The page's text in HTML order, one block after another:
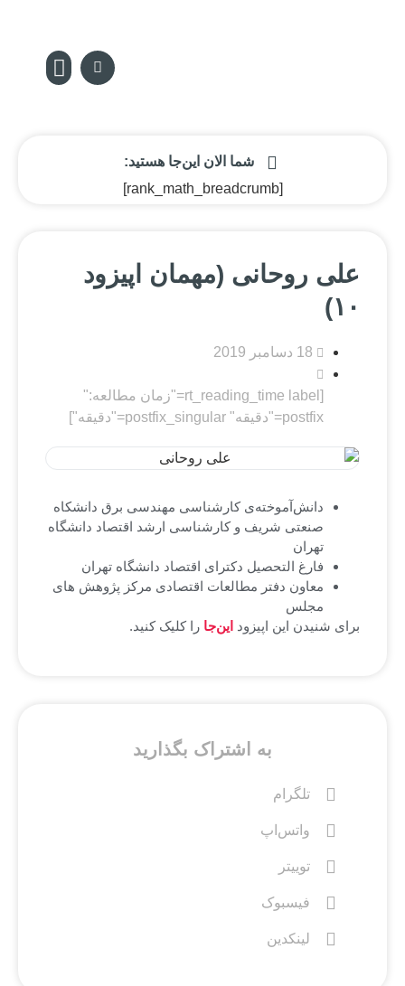
شما الان این‌جا هستید:
[rank_math_breadcrumb]
علی روحانی (مهمان اپیزود
۱۰)
18 دسامبر 2019
[rt_reading_time label="زمان مطالعه:"
postfix="دقیقه" postfix_singular="دقیقه"]
دانش‌آموخته‌ی کارشناسی مهندسی برق دانشکاه
صنعتی شریف و کارشناسی ارشد اقتصاد دانشگاه
تهران
فارغ التحصیل دکترای اقتصاد دانشگاه تهران
معاون دفتر مطالعات اقتصادی مرکز پژوهش های
مجلس
برای شنیدن این اپیزود این‌جا را کلیک کنید.
به اشتراک بگذارید
تلگرام
واتس‌اپ
توییتر
فیسبوک
لینکدین